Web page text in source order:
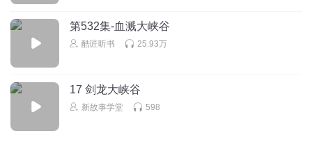
第532集-血溅大峡谷
酷匠听书 25.93万
17 剑龙大峡谷
新故事学堂 598